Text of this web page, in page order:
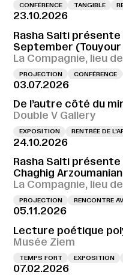
CONFÉRENCE TANGIBLE
23.10.2026
Rasha Salti
September (Touyour
La Compagnie, lieu
PROJECTION CONFÉRENCE
03.07.2026
De l’autre côté du
Double V Gallery
EXPOSITION RENTRÉE DE
24.10.2026
Rasha Salti
Chaghig Arzoumanian
La Compagnie, lieu
PROJECTION RENCONTRE
05.11.2026
Lecture poétique
Musée Ziem
TEMPS FORT EXPOSITION
07.02.2026